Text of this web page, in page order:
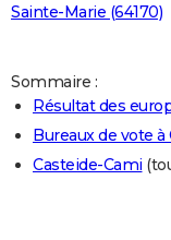
Mobiles
Meilleur smartphone
Internet
Ordinateurs
Jeux vidéo
Guide high-tech
+
BRICOLAGE
Guides de France
Escapades
Patrimoine
Expositions
Musées
Week-end nature
LIFESTYLE
Art de vivre
Bien-être
Loisirs
Mode
Modes de vie
Sainte-Marie (64170)
Sommaire :
Résultat des
Bureaux de vote
Casteide-Cami